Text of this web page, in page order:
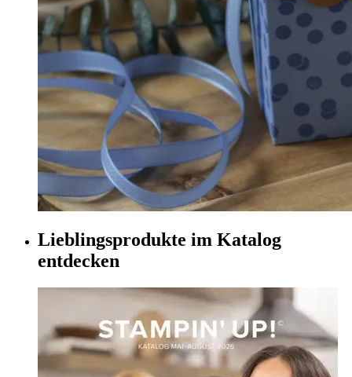
Lieblingsprodukte im Katalog
entdecken